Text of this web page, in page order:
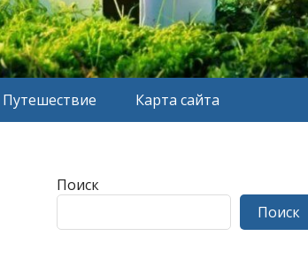
Путешествие Карта сайта
Поиск
Поиск